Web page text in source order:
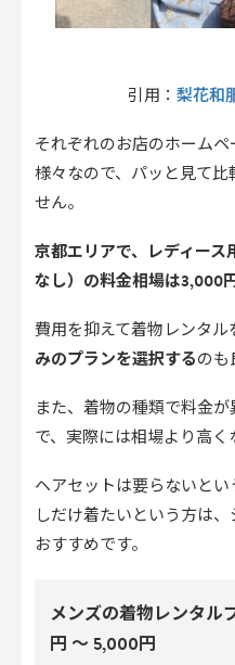
引用： 梨花和
それぞれのお店のホーム
様々なので、パッと見て
せん。
京都エリアで、レディー
なし）の料金相場は3,000
費用を抑えて着物レンタル
みのプランを選択するのも
また、着物の種類で料金
で、実際には相場より高く
ヘアセットは要らないと
しだけ着たいという方は
おすすめです。
メンズの着物レンタル
円 〜 5,000円